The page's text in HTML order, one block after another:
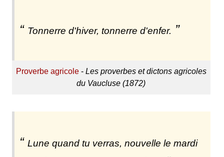
Tonnerre d'hiver, tonnerre d'enfer.
Proverbe agricole- Les proverbes et dictons agricoles
du Vaucluse (1872)
Lune quand tu verras, nouvelle le mardi